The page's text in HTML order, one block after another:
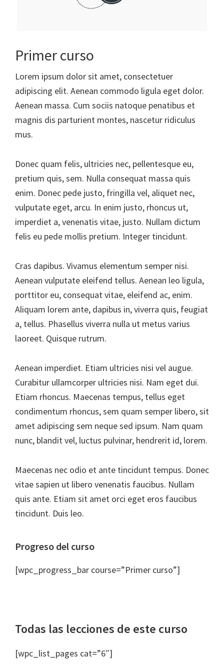
Primer curso
Lorem ipsum dolor sit amet, consectetuer
adipiscing elit. Aenean commodo ligula eget dolor.
Aenean massa. Cum sociis natoque penatibus et
magnis dis parturient montes, nascetur ridiculus
mus.
Donec quam felis, ultricies nec, pellentesque eu,
pretium quis, sem. Nulla consequat massa quis
enim. Donec pede justo, fringilla vel, aliquet nec,
vulputate eget, arcu. In enim justo, rhoncus ut,
imperdiet a, venenatis vitae, justo. Nullam dictum
felis eu pede mollis pretium. Integer tincidunt.
Cras dapibus. Vivamus elementum semper nisi.
Aenean vulputate eleifend tellus. Aenean leo ligula,
porttitor eu, consequat vitae, eleifend ac, enim.
Aliquam lorem ante, dapibus in, viverra quis, feugiat
a, tellus. Phasellus viverra nulla ut metus varius
laoreet. Quisque rutrum.
Aenean imperdiet. Etiam ultricies nisi vel augue.
Curabitur ullamcorper ultricies nisi. Nam eget dui.
Etiam rhoncus. Maecenas tempus, tellus eget
condimentum rhoncus, sem quam semper libero, sit
amet adipiscing sem neque sed ipsum. Nam quam
nunc, blandit vel, luctus pulvinar, hendrerit id, lorem.
Maecenas nec odio et ante tincidunt tempus. Donec
vitae sapien ut libero venenatis faucibus. Nullam
quis ante. Etiam sit amet orci eget eros faucibus
tincidunt. Duis leo.
Progreso del curso
[wpc_progress_bar course=”Primer curso”]
Todas las lecciones de este curso
[wpc_list_pages cat=”6″]